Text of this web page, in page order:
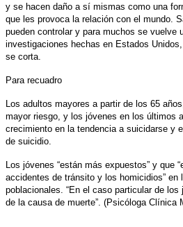
y se hacen daño a sí mismas como una
que les provoca la relación con el mundo.
pueden controlar y para muchos se vuelve
investigaciones hechas en Estados
se corta.
Para recuadro
Los adultos mayores a partir de los 65
mayor riesgo, y los jóvenes en los últimos
crecimiento en la tendencia a suicidarse y
de suicidio.
Los jóvenes “están más expuestos” y que
accidentes de tránsito y los homicidios” en
poblacionales. “En el caso particular de
de la causa de muerte”. (Psicóloga Clínica